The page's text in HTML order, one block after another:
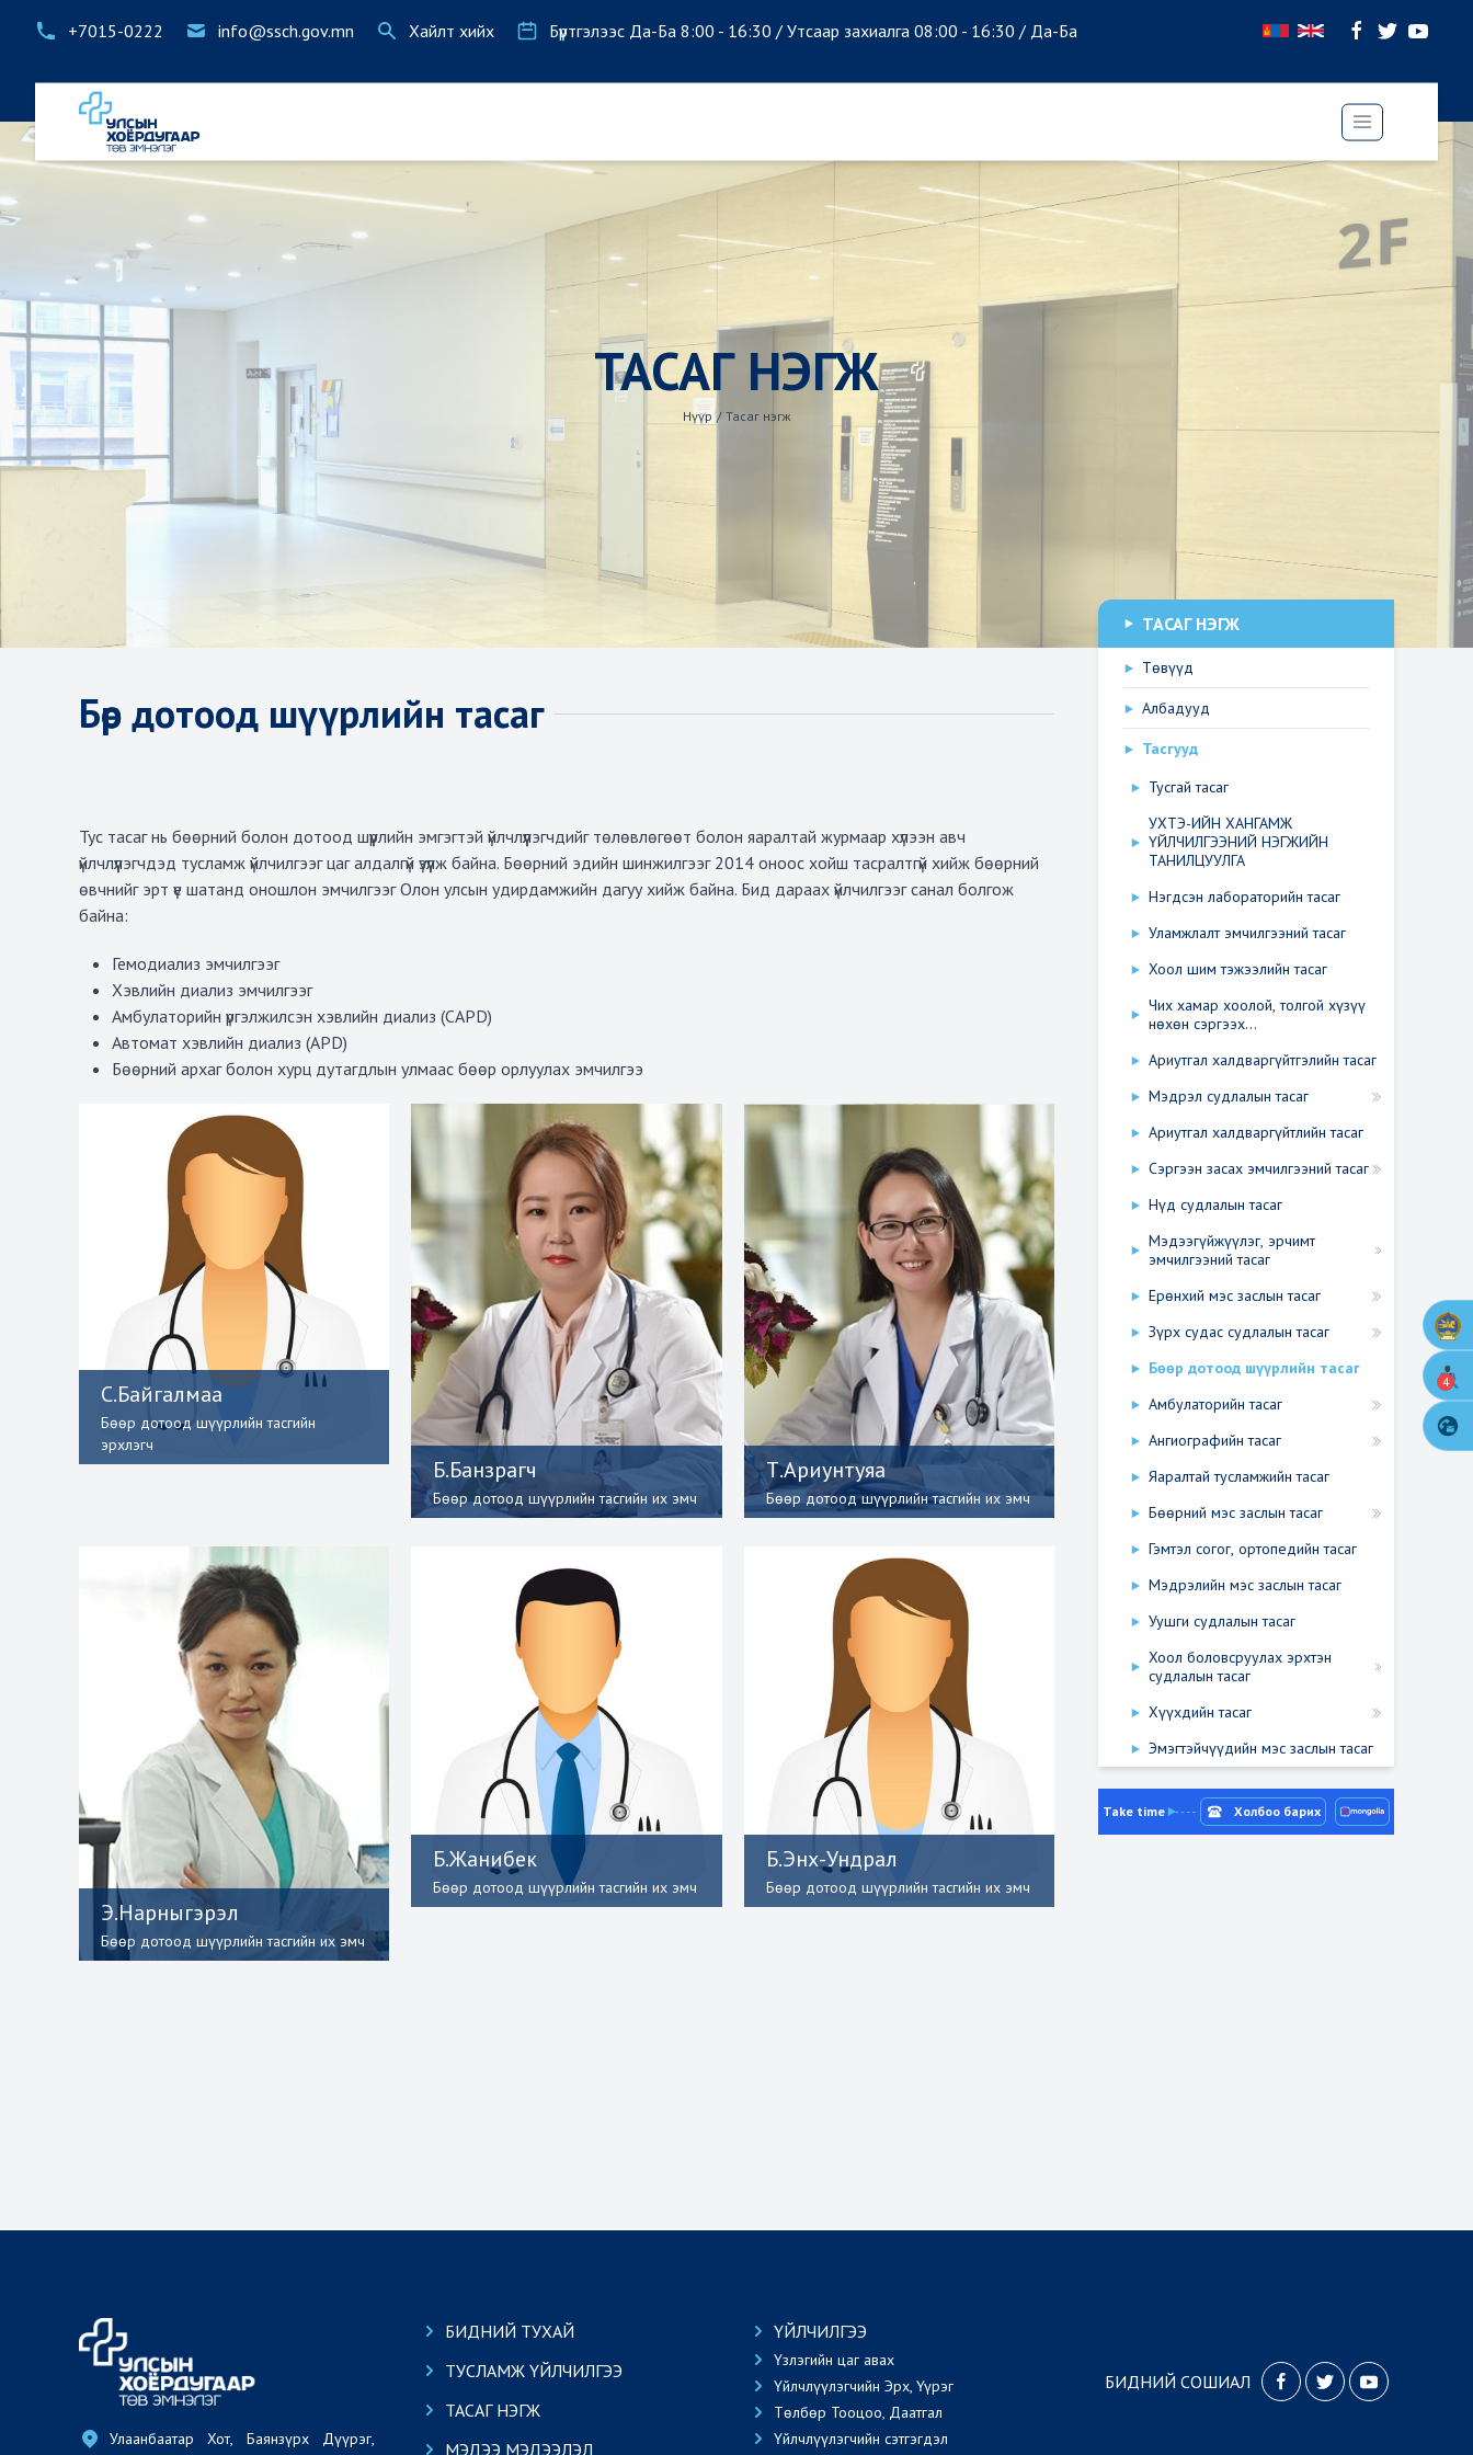
+7015-0222 info@ssch.gov.mn Хайлт хийх Бүртгэлээс Да-Ба 8:00 - 16:30 / Утсаар захиалга 08:00 - 16:30 / Да-Ба
ТАСАГ НЭГЖ
Нүүр / Тасаг нэгж
Бөөр дотоод шүүрлийн тасаг
Тус тасаг нь бөөрний болон дотоод шүүрлийн эмгэгтэй үйлчлүүлэгчдийг төлөвлөгөөт болон яаралтай журмаар хүлээн авч
үйлчлүүлэгчдэд тусламж үйлчилгээг цаг алдалгүй үзүүлж байна. Бөөрний эдийн шинжилгээг 2014 оноос хойш тасралтгүй хийж бөөрний
өвчнийг эрт үе шатанд оношлон эмчилгээг Олон улсын удирдамжийн дагуу хийж байна. Бид дараах үйлчилгээг санал болгож
байна:
Гемодиализ эмчилгээг
Хэвлийн диализ эмчилгээг
Амбулаторийн үргэлжилсэн хэвлийн диализ (CAPD)
Автомат хэвлийн диализ (APD)
Бөөрний архаг болон хурц дутагдлын улмаас бөөр орлуулах эмчилгээ
С.Байгалмаа
Бөөр дотоод шүүрлийн тасгийн
эрхлэгч
Б.Банзрагч
Бөөр дотоод шүүрлийн тасгийн их эмч
Т.Ариунтуяа
Бөөр дотоод шүүрлийн тасгийн их эмч
Э.Нарныгэрэл
Бөөр дотоод шүүрлийн тасгийн их эмч
Б.Жанибек
Бөөр дотоод шүүрлийн тасгийн их эмч
Б.Энх-Ундрал
Бөөр дотоод шүүрлийн тасгийн их эмч
ТАСАГ НЭГЖ
Төвүүд
Албадууд
Тасгууд
Тусгай тасаг
УХТЭ-ИЙН ХАНГАМЖ
ҮЙЛЧИЛГЭЭНИЙ НЭГЖИЙН
ТАНИЛЦУУЛГА
Нэгдсэн лабораторийн тасаг
Уламжлалт эмчилгээний тасаг
Хоол шим тэжээлийн тасаг
Чих хамар хоолой, толгой хүзүү
нөхөн сэргээх...
Ариутгал халдваргүйтгэлийн тасаг
Мэдрэл судлалын тасаг
Ариутгал халдваргүйтлийн тасаг
Сэргээн засах эмчилгээний тасаг
Нүд судлалын тасаг
Мэдээгүйжүүлэг, эрчимт
эмчилгээний тасаг
Ерөнхий мэс заслын тасаг
Зүрх судас судлалын тасаг
Бөөр дотоод шүүрлийн тасаг
Амбулаторийн тасаг
Ангиографийн тасаг
Яаралтай тусламжийн тасаг
Бөөрний мэс заслын тасаг
Гэмтэл согог, ортопедийн тасаг
Мэдрэлийн мэс заслын тасаг
Уушги судлалын тасаг
Хоол боловсруулах эрхтэн
судлалын тасаг
Хүүхдийн тасаг
Эмэгтэйчүүдийн мэс заслын тасаг
Take time Холбоо барих
Улаанбаатар Хот, Баянзүрх Дүүрэг,
БИДНИЙ ТУХАЙ
ТУСЛАМЖ ҮЙЛЧИЛГЭЭ
ТАСАГ НЭГЖ
МЭДЭЭ МЭДЭЭЛЭЛ
ҮЙЛЧИЛГЭЭ
Үзлэгийн цаг авах
Үйлчлүүлэгчийн Эрх, Үүрэг
Төлбөр Тооцоо, Даатгал
Үйлчлүүлэгчийн сэтгэгдэл
БИДНИЙ СОШИАЛ
4